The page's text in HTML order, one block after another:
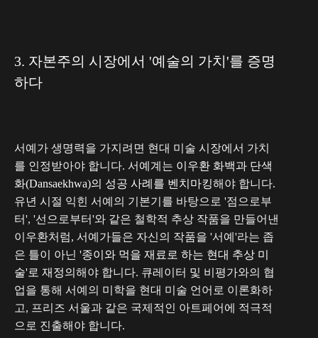
3. 자본주의 시장에서 '예술의 가치'를 증명
하다
서예가 생명력을 가지려면 현대 미술 시장에서 가치
를 인정받아야 합니다. 서예계는 이우환 화백과 단색
화(Dansaekhwa)의 성공 사례를 벤치마킹해야 합니다.
유년 시절 익힌 서예의 기본기를 바탕으로 '점으로부
터', '선으로부터'와 같은 철학적 추상 작품을 만들어낸
이우환처럼, 서예가들은 자신의 작품을 '서예'라는 좁
은 틀이 아닌 '종이와 먹을 재료로 하는 현대 추상 미
술'로 재정의 해야 합니다. 큐레이터 및 비평가와의 협
업을 통해 서예의 미학을 현대 미술 언어로 이론화하
고, 프리즈 서울과 같은 국제적인 아트페어에 적극적
으로 진출해야 합니다.